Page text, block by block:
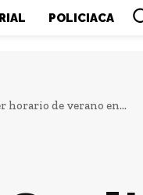
POLICIACA
horario de verano en...